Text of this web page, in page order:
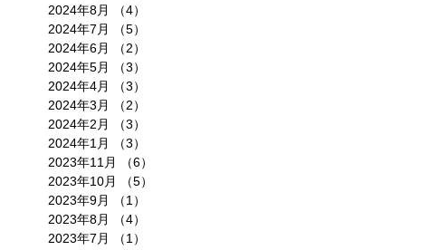
2024年8月
（4）
2024年7月
（5）
2024年6月
（2）
2024年5月
（3）
2024年4月
（3）
2024年3月
（2）
2024年2月
（3）
2024年1月
（3）
2023年11月
（6）
2023年10月
（5）
2023年9月
（1）
2023年8月
（4）
2023年7月
（1）